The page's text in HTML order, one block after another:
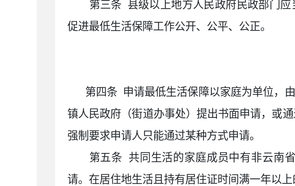
第三条 县级以上地方人民政府民政部门
促进最低生活保障工作公开、公平、公正。
第四条 申请最低生活保障以家庭为单位，
镇人民政府（街道办事处）提出书面申请，或
强制要求申请人只能通过某种方式申请。
第五条 共同生活的家庭成员中有非云南
请。在居住地生活且持有居住证时间满一年以上